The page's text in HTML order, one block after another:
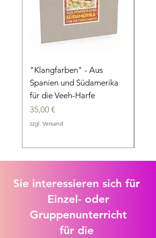
"Klangfarben" - Aus
Spanien und Südamerika
für die Veeh-Harfe
Preis
35,00 €
zzgl. Versand
Sie interessieren sich für
Einzel- oder
Gruppenunterricht
für die